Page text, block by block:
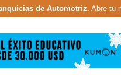
de Automotriz. Abre tu